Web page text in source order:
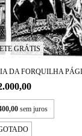
GRÁTIS
DA FORQUILHA
sem juros